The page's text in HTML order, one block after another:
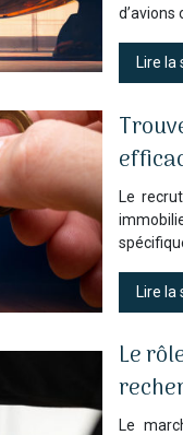
d’avions
Lire la
Le
Lire la
Le
Le